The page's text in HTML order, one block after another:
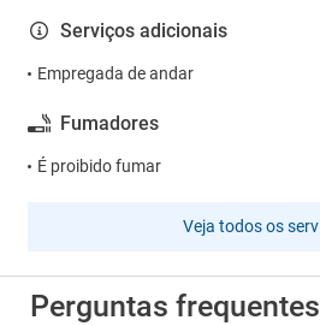
Serviços adicionais
Empregada de andar
Fumadores
É proibido fumar
Veja todos os
Perguntas